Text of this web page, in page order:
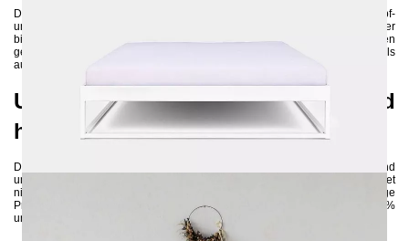
Das Metallbett SIMPLEX besticht durch sein schlichtes Design ohne Kopf-
und Fußteil, was Ihnen viel gestalterischen Freiraum für Ihr Schlafzimmer
bietet. Durch die Verwendung der richtigen Textilien können Sie sich einen
gemütlichen und modernen Rückzugsort schaffen, der sowohl elegant als
auch ausgefallen wirken kann, je nach Farbausführung.
Umweltfreundliche Herstellung und
hohe Langlebigkeit
Das Bett wird aus hochwertigen 3x3 cm Stahlprofilen gefertigt und
umweltschonend pulverbeschichtet. Diese Herstellungsweise gewährleistet
nicht nur eine hohe Stabilität des Bettes, sondern auch eine nachhaltige
Produktion. Metallbetten sind aufgrund ihrer Recyclingfähigkeit zu fast 100%
und ihrer Langlebigkeit eine umweltfreundliche Wahl für Ihr Zuhause.